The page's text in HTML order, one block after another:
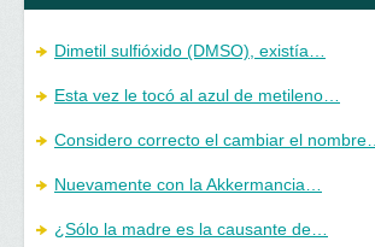
Dimetil sulfióxido (DMSO), existía…
Esta vez le tocó al azul de metileno…
Considero correcto el cambiar el nombre…
Nuevamente con la Akkermancia…
¿Sólo la madre es la causante de…